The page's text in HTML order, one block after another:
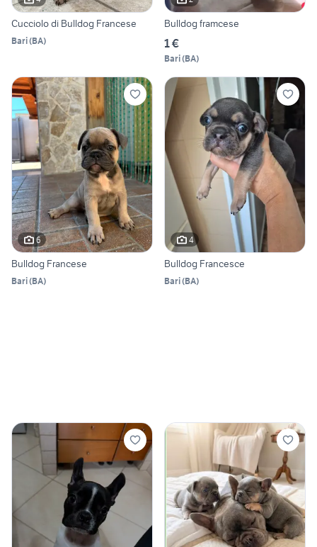
Cucciolo di Bulldog Francese
Bari(BA)
Bulldog framcese
1 €
Bari(BA)
6
Bulldog Francese
Bari(BA)
4
Bulldog Francesce
Bari(BA)